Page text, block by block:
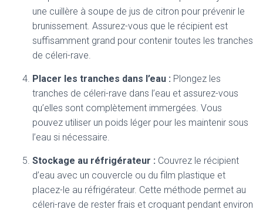
une cuillère à soupe de jus de citron pour prévenir le
brunissement. Assurez-vous que le récipient est
suffisamment grand pour contenir toutes les tranches
de céleri-rave.
Placer les tranches dans l’eau : Plongez les
tranches de céleri-rave dans l’eau et assurez-vous
qu’elles sont complètement immergées. Vous
pouvez utiliser un poids léger pour les maintenir sous
l’eau si nécessaire.
Stockage au réfrigérateur : Couvrez le récipient
d’eau avec un couvercle ou du film plastique et
placez-le au réfrigérateur. Cette méthode permet au
céleri-rave de rester frais et croquant pendant environ